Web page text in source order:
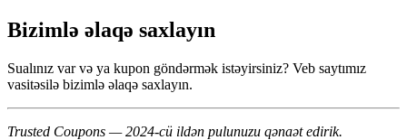
Bizimlə əlaqə saxlayın
Sualınız var və ya kupon göndərmək istəyirsiniz? Veb saytımız
vasitəsilə bizimlə əlaqə saxlayın.
Trusted Coupons — 2024-cü ildən pulunuzu qənaət edirik.